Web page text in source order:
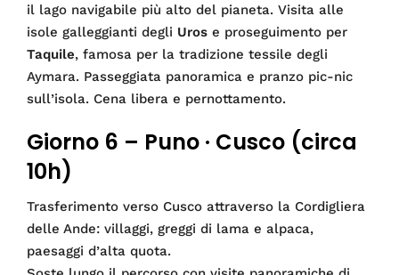
il lago navigabile più alto del pianeta. Visita alle
isole galleggianti degli Uros e proseguimento per
Taquile, famosa per la tradizione tessile degli
Aymara. Passeggiata panoramica e pranzo pic-nic
sull’isola. Cena libera e pernottamento.
Giorno 6 – Puno · Cusco (circa
10h)
Trasferimento verso Cusco attraverso la Cordigliera
delle Ande: villaggi, greggi di lama e alpaca,
paesaggi d’alta quota.